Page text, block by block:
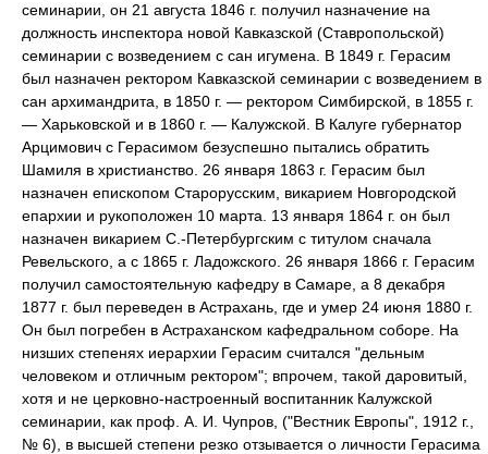
семинарии, он 21 августа 1846 г. получил назначение на
должность инспектора новой Кавказской (Ставропольской)
семинарии с возведением с сан игумена. В 1849 г. Герасим
был назначен ректором Кавказской семинарии с возведением в
сан архимандрита, в 1850 г. — ректором Симбирской, в 1855 г.
— Харьковской и в 1860 г. — Калужской. В Калуге губернатор
Арцимович с Герасимом безуспешно пытались обратить
Шамиля в христианство. 26 января 1863 г. Герасим был
назначен епископом Старорусским, викарием Новгородской
епархии и рукоположен 10 марта. 13 января 1864 г. он был
назначен викарием С.-Петербургским с титулом сначала
Ревельского, а с 1865 г. Ладожского. 26 января 1866 г. Герасим
получил самостоятельную кафедру в Самаре, а 8 декабря
1877 г. был переведен в Астрахань, где и умер 24 июня 1880 г.
Он был погребен в Астраханском кафедральном соборе. На
низших степенях иерархии Герасим считался "дельным
человеком и отличным ректором"; впрочем, такой даровитый,
хотя и не церковно-настроенный воспитанник Калужской
семинарии, как проф. А. И. Чупров, ("Вестник Европы", 1912 г.,
№ 6), в высшей степени резко отзывается о личности Герасима